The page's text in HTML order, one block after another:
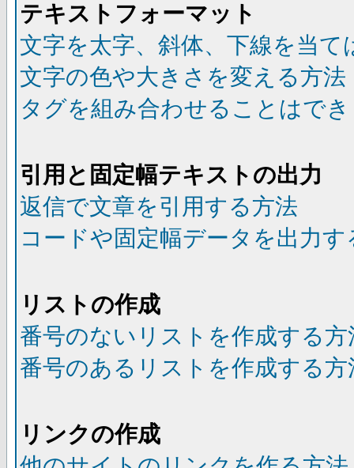
テキストフォーマット
文字を太字、斜体、下線を当て
文字の色や大きさを変える方法
タグを組み合わせることはで
引用と固定幅テキストの出力
返信で文章を引用する方法
コードや固定幅データを出力す
リストの作成
番号のないリストを作成する方
番号のあるリストを作成する方
リンクの作成